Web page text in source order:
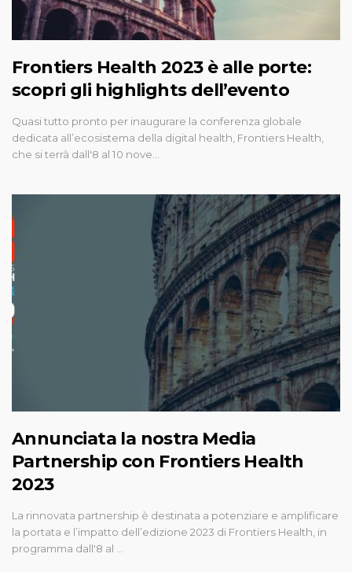
Frontiers Health 2023 è alle porte:
scopri gli highlights dell’evento
Quasi tutto pronto per inaugurare la conferenza globale
dedicata all’ecosistema della digital health, Frontiers Health,
che si terrà dall'8 al 10 nove…
Annunciata la nostra Media
Partnership con Frontiers Health
2023
La rinnovata partnership è destinata a potenziare e amplificare
la portata e l’impatto dell’edizione 2023 di Frontiers Health, in
programma dall'8 al …